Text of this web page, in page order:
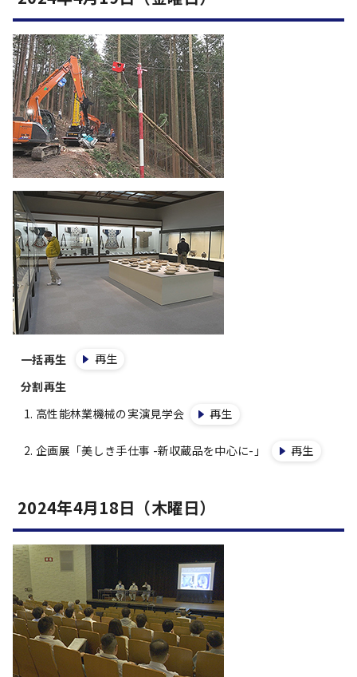
一括再生
再生
分割再生
高性能林業機械の実演見学会
再生
企画展「美しき手仕事 -新収蔵品を中心に-」 再生
2024年4月18日（木曜日）